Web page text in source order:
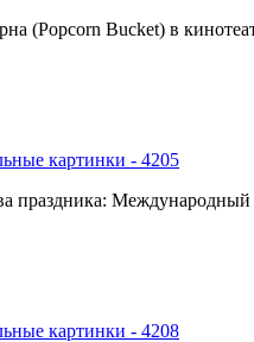
(Popcorn Bucket) в
картинки - 4205
праздника:
картинки - 4208